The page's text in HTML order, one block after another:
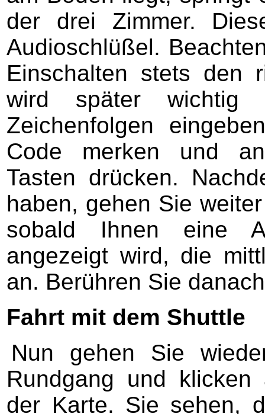
der drei Zimmer.
Audioschlüßel.
Einschalten stets den
wird später wichtig
Zeichenfolgen
Code merken und
Tasten drücken.
haben, gehen Sie
sobald Ihnen eine
angezeigt wird, die
an. Berühren Sie
Fahrt mit dem Shuttle
Nun gehen Sie
Rundgang und
der Karte. Sie sehen,